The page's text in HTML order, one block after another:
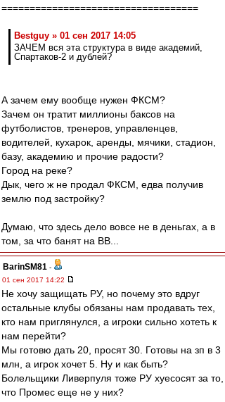
===================================
Bestguy » 01 сен 2017 14:05
ЗАЧЕМ вся эта структура в виде академий,
Спартаков-2 и дублей?
А зачем ему вообще нужен ФКСМ?
Зачем он тратит миллионы баксов на
футболистов, тренеров, управленцев,
водителей, кухарок, аренды, мячики, стадион,
базу, академию и прочие радости?
Город на реке?
Дык, чего ж не продал ФКСМ, едва получив
землю под застройку?
Думаю, что здесь дело вовсе не в деньгах, а в
том, за что банят на ВВ...
BarinSM81 -
01 сен 2017 14:22
Не хочу защищать РУ, но почему это вдруг
остальные клубы обязаны нам продавать тех,
кто нам приглянулся, а игроки сильно хотеть к
нам перейти?
Мы готовю дать 20, просят 30. Готовы на зп в 3
млн, а игрок хочет 5. Ну и как быть?
Болельщики Ливерпуля тоже РУ хуесосят за то,
что Промес еще не у них?